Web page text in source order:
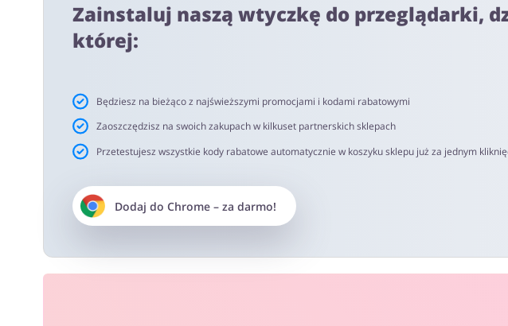
Zainstaluj naszą wtyczkę do przeglądarki,
której:
Będziesz na bieżąco z najświeższymi promocjami i kodami rabatowymi
Zaoszczędzisz na swoich zakupach w kilkuset partnerskich sklepach
Przetestujesz wszystkie kody rabatowe automatycznie w koszyku sklepu już za jednym
Dodaj do Chrome– za darmo!